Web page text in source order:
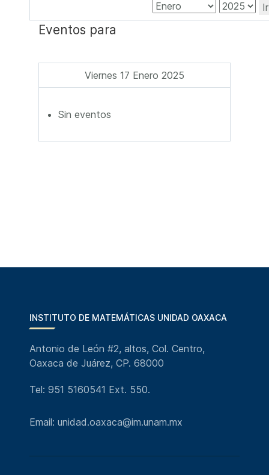
Eventos para
Viernes 17 Enero 2025
Sin eventos
INSTITUTO DE MATEMÁTICAS UNIDAD OAXACA
Antonio de León #2, altos, Col. Centro,
Oaxaca de Juárez, CP. 68000
Tel: 951 5160541 Ext. 550.
Email: unidad.oaxaca@im.unam.mx